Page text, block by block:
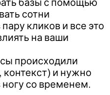
базы с помощью
сотни
кликов и все это
на ваши
происходили
контекст) и нужно
ногу со временем.